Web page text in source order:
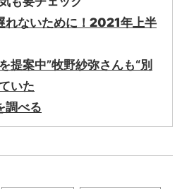
れないために！2021年上半
提案中”牧野紗弥さんも“別
いた
調べる